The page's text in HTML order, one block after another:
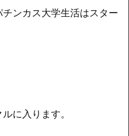
ンカス大学生活はスター
に入ります。